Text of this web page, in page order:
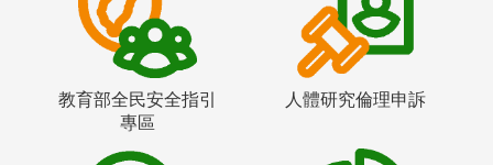
教育部全民安全指引
專區
人體研究倫理申訴